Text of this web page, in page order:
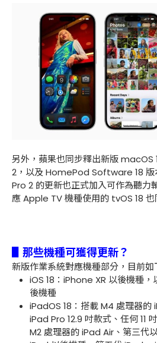
另外，蘋果也同步釋出新版
2，以及 HomePod Software 18 版
Pro 2 的更新也正式加入可作為聽力
應 Apple TV 機種使用的 tvOS 18 也
▋那些機種可獲得更新？
新版作業系統對應機種部分，目前如
iOS 18：iPhone XR 以後機種
後機種
iPadOS 18：搭載 M4 處理器的
iPad Pro 12.9 吋款式、任何 11
M2 處理器的 iPad Air、第三代